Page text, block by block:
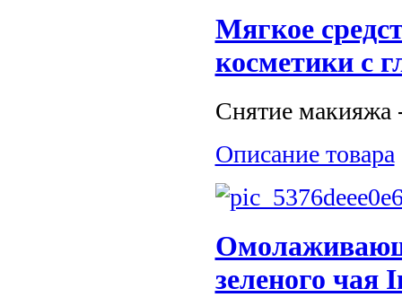
Мягкое
косметики с
Снятие макияжа
Описание товара
зеленого чая